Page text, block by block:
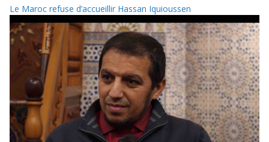
Le Maroc refuse d’accueillir Hassan Iquioussen